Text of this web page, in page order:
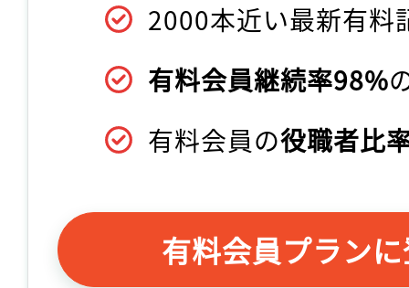
2000本近い最新有料
有料会員継続率98%
有料会員の役職者比
有料会員プラン